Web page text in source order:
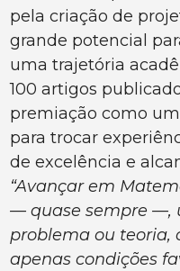
pela criação de
grande potencial
uma trajetória
100 artigos
premiação como
para trocar
de excelência e
“Avançar em
— quase sempre —,
problema ou teoria,
apenas condições